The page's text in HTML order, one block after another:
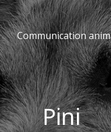
Communication
Pini